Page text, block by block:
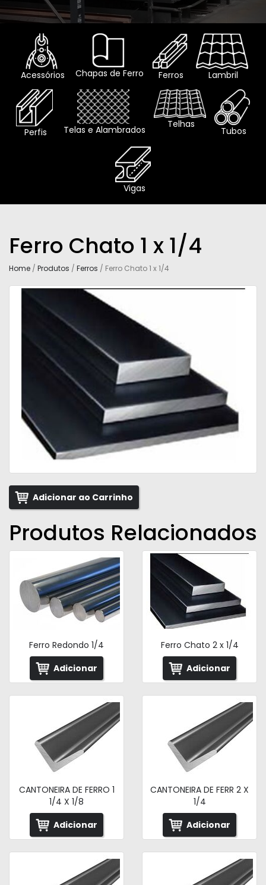
Acessórios Chapas de Ferro Ferros Lambril
Perfis Telas e Alambrados
Telhas
Tubos
Vigas
Ferro Chato 1 x 1/4
Home / Produtos / Ferros / Ferro Chato 1 x 1/4
Adicionar ao Carrinho
Produtos Relacionados
Ferro Redondo 1/4
Adicionar
Ferro Chato 2 x 1/4
Adicionar
CANTONEIRA DE FERRO 1
1/4 X 1/8
Adicionar
CANTONEIRA DE FERR 2 X
1/4
Adicionar